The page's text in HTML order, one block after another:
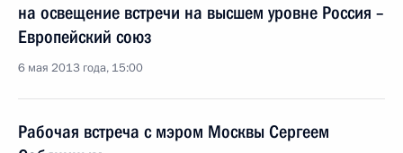
на освещение встречи на высшем уровне Россия –
Европейский союз
6 мая 2013 года, 15:00
Рабочая встреча с мэром Москвы Сергеем